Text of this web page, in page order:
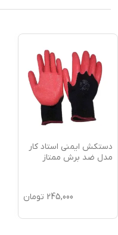
دستکش ایمنی استاد کار
مدل ضد برش ممتاز
245,000 تومان